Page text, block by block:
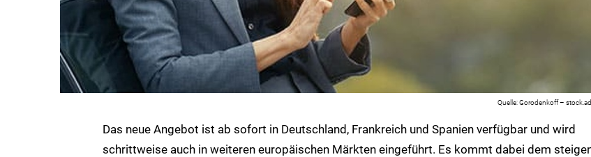
Gorodenkoff –
Das neue Angebot ist ab sofort in Deutschland, Frankreich und Spanien verfügbar und wird
schrittweise auch in weiteren europäischen Märkten eingeführt. Es kommt dabei dem